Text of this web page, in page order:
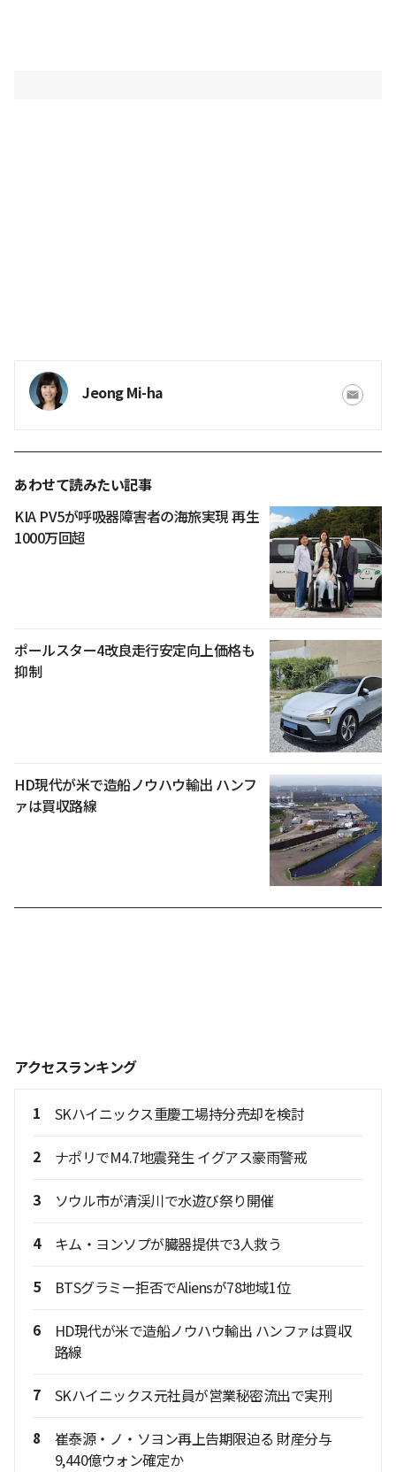
Jeong Mi-ha
あわせて読みたい記事
KIA PV5が呼吸器障害者の海旅実現 再生
1000万回超
ポールスター4改良走行安定向上価格も
抑制
HD現代が米で造船ノウハウ輸出 ハンフ
ァは買収路線
アクセスランキング
1 SKハイニックス重慶工場持分売却を検討
2 ナポリでM4.7地震発生 イグアス豪雨警戒
3 ソウル市が清渓川で水遊び祭り開催
4 キム・ヨンソプが臓器提供で3人救う
5 BTSグラミー拒否でAliensが78地域1位
6
HD現代が米で造船ノウハウ輸出 ハンファは買収
路線
7 SKハイニックス元社員が営業秘密流出で実刑
8
崔泰源・ノ・ソヨン再上告期限迫る 財産分与
9,440億ウォン確定か